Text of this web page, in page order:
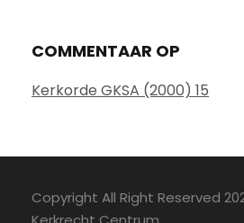
COMMENTAAR OP
Kerkorde GKSA (2000) 15
Copyright All Right Reserved